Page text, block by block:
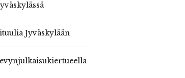
Jyväskylään